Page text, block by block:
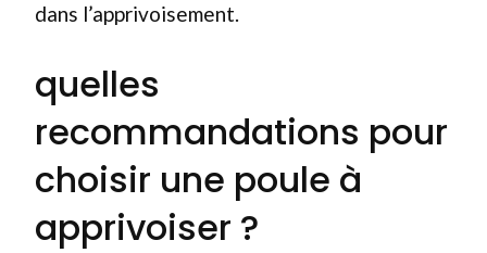
dans l’apprivoisement.
quelles
recommandations pour
choisir une poule à
apprivoiser ?